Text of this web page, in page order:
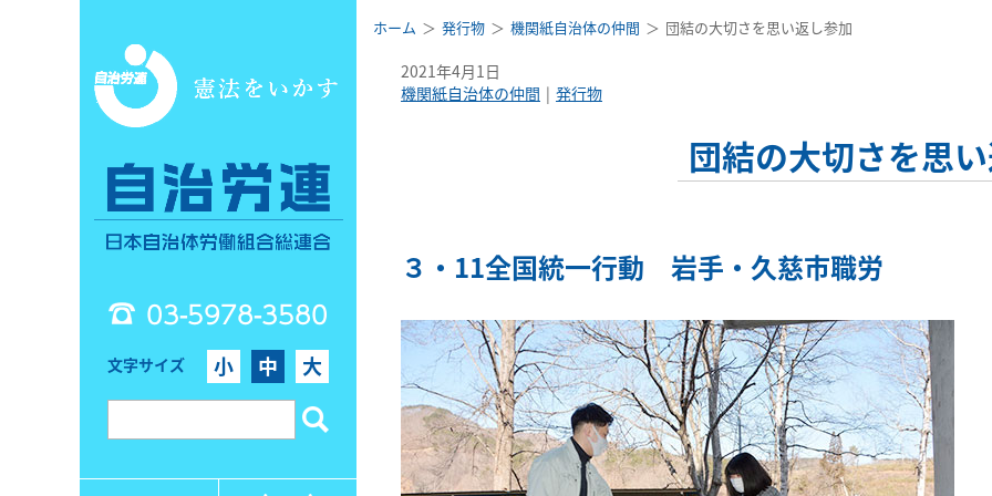
03-5978-3580
文字サイズ 小 中 大
ホーム 発行物 機関紙自治体の仲間 団結の大切さを思い返し参加
2021年4月1日
機関紙自治体の仲間
発行物
団結の大切さを思
３・11全国統一行動 岩手・久慈市職労